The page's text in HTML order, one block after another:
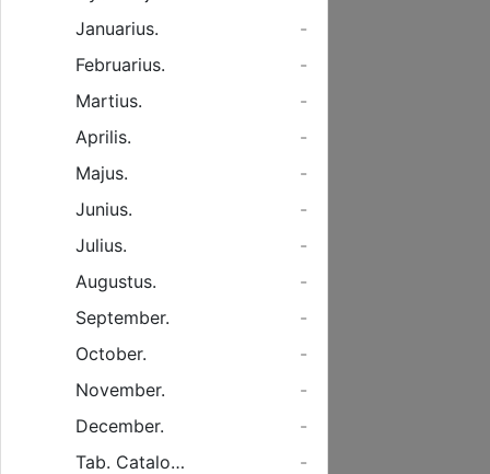
Januarius.
-
Februarius.
-
Martius.
-
Aprilis.
-
Majus.
-
Junius.
-
Julius.
-
Augustus.
-
September.
-
October.
-
November.
-
December.
-
Tab. Catalogus stellarum fixarum ad initium anni 1756.
-